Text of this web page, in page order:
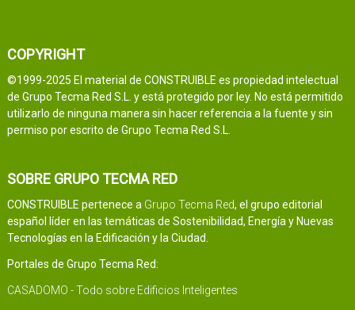
COPYRIGHT
©1999-2025 El material de CONSTRUIBLE es propiedad intelectual
de Grupo Tecma Red S.L. y está protegido por ley. No está permitido
utilizarlo de ninguna manera sin hacer referencia a la fuente y sin
permiso por escrito de Grupo Tecma Red S.L.
SOBRE GRUPO TECMA RED
CONSTRUIBLE pertenece a Grupo Tecma Red, el grupo editorial
español líder en las temáticas de Sostenibilidad, Energía y Nuevas
Tecnologías en la Edificación y la Ciudad.
Portales de Grupo Tecma Red:
CASADOMO - Todo sobre Edificios Inteligentes